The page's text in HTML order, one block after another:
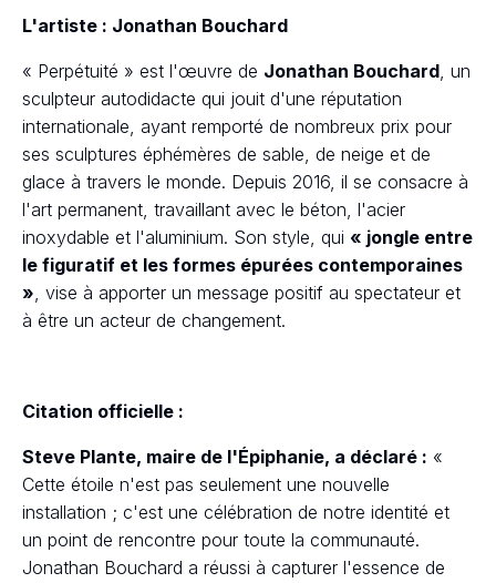
L'artiste : Jonathan Bouchard
« Perpétuité » est l'œuvre de Jonathan Bouchard, un
sculpteur autodidacte qui jouit d'une réputation
internationale, ayant remporté de nombreux prix pour
ses sculptures éphémères de sable, de neige et de
glace à travers le monde. Depuis 2016, il se consacre à
l'art permanent, travaillant avec le béton, l'acier
inoxydable et l'aluminium. Son style, qui « jongle entre
le figuratif et les formes épurées contemporaines
», vise à apporter un message positif au spectateur et
à être un acteur de changement.
Citation officielle :
Steve Plante, maire de l'Épiphanie, a déclaré : «
Cette étoile n'est pas seulement une nouvelle
installation ; c'est une célébration de notre identité et
un point de rencontre pour toute la communauté.
Jonathan Bouchard a réussi à capturer l'essence de